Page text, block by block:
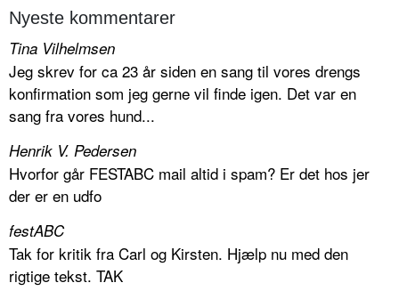
Nyeste kommentarer
Tina Vilhelmsen
Jeg skrev for ca 23 år siden en sang til vores drengs
konfirmation som jeg gerne vil finde igen. Det var en
sang fra vores hund...
Henrik V. Pedersen
Hvorfor går FESTABC mail altid i spam? Er det hos jer
der er en udfo
festABC
Tak for kritik fra Carl og Kirsten. Hjælp nu med den
rigtige tekst. TAK